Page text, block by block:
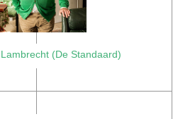
(De Standaard)